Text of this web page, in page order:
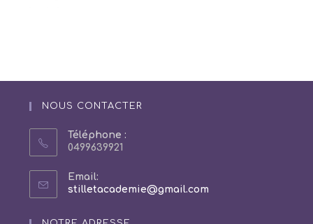
NOUS CONTACTER
Téléphone :
0499639921
Email:
stilletacademie@gmail.comS’ouvre